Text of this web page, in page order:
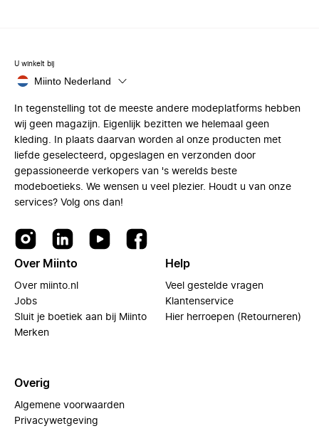
U winkelt bij
Miinto Nederland
In tegenstelling tot de meeste andere modeplatforms hebben
wij geen magazijn. Eigenlijk bezitten we helemaal geen
kleding. In plaats daarvan worden al onze producten met
liefde geselecteerd, opgeslagen en verzonden door
gepassioneerde verkopers van 's werelds beste
modeboetieks. We wensen u veel plezier. Houdt u van onze
services? Volg ons dan!
Over Miinto
Over miinto.nl
Jobs
Sluit je boetiek aan bij Miinto
Merken
Help
Veel gestelde vragen
Klantenservice
Hier herroepen (Retourneren)
Overig
Algemene voorwaarden
Privacywetgeving